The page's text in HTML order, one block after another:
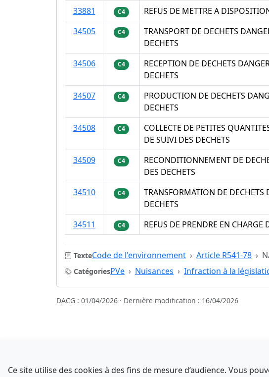
33881
C4
REFUS DE METTRE A
34505
C4
TRANSPORT DE DECHETS
DECHETS
34506
C4
RECEPTION DE DECHETS
DECHETS
34507
C4
PRODUCTION DE DECHETS
DECHETS
34508
C4
COLLECTE DE PETITES
DE SUIVI DES DECHETS
34509
C4
RECONDITIONNEMENT DE
DES DECHETS
34510
C4
TRANSFORMATION DE
DECHETS
34511
C4 REFUS DE PRENDRE EN CHARGE
TexteCode de l'environnement Article R541-78
CatégoriesPVe Nuisances Infraction à la
DACG : 01/04/2026 · Dernière modification : 16/04/2026
NATINFo
Ce site utilise des cookies à des fins de mesure d’audience. Vous